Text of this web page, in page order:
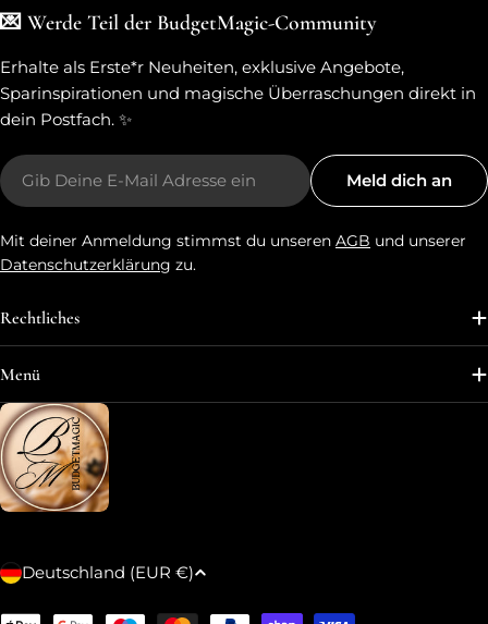
💌 Werde Teil der BudgetMagic-Community
Erhalte als Erste*r Neuheiten, exklusive Angebote,
Sparinspirationen und magische Überraschungen direkt in
dein Postfach. ✨
E-
Mail
Meld dich an
Mit deiner Anmeldung stimmst du unseren AGB und unserer
Datenschutzerklärung zu.
Rechtliches
Menü
L
Deutschland (EUR €)